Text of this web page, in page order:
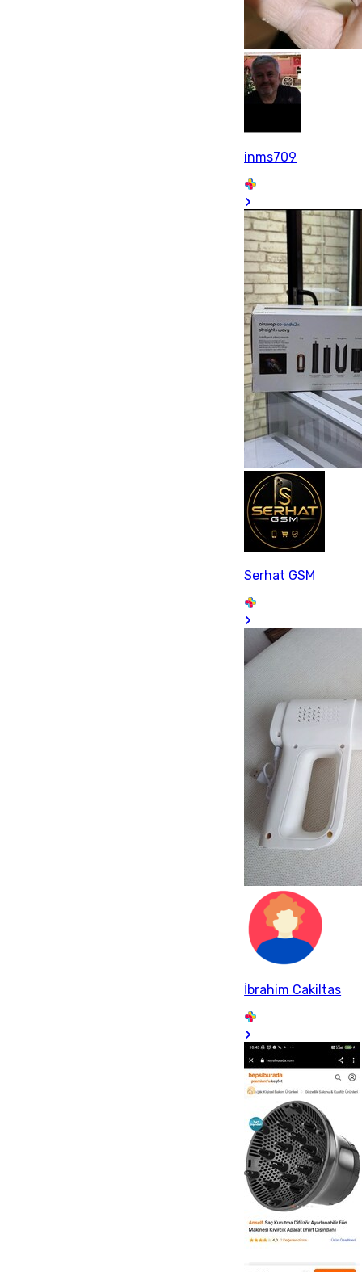
inms709
Serhat GSM
İbrahim Cakiltas